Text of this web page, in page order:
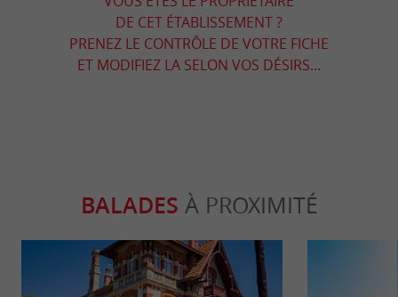
DE CET ÉTABLISSEMENT ?
PRENEZ LE CONTRÔLE DE VOTRE FICHE
ET MODIFIEZ LA SELON VOS DÉSIRS...
BALADES À PROXIMITÉ